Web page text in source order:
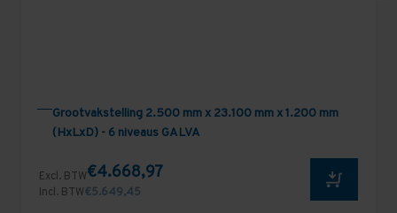
Grootvakstelling 2.500 mm x 23.100 mm x 1.200 mm
(HxLxD) - 6 niveaus GALVA
Excl. BTW€4.668,97
Incl. BTW€5.649,45